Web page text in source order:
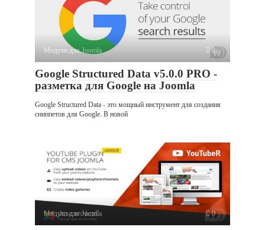
Модули для Joomla 0
Google Structured Data v5.0.0 PRO -
разметка для Google на Joomla
Google Structured Data - это мощный инструмент для создания
сниппетов для Google. В новой
Модули для Joomla 0